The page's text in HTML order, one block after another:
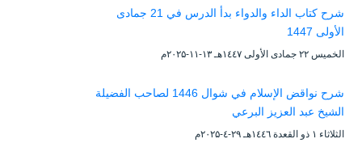
شرح كتاب الداء والدواء بدأ الدرس في 21 جمادى
الأولى 1447
الخميس ۲۲ جمادى الأولى ۱٤٤۷هـ ۱۳-۱۱-۲۰۲۵م
شرح نواقض الإسلام في شوال 1446 لصاحب الفضيلة
الشيخ عبد العزيز البرعي
الثلاثاء ۱ ذو القعدة ۱٤٤٦هـ ۲۹-٤-۲۰۲۵م